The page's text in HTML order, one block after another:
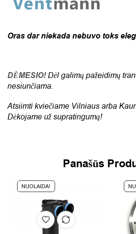
Oras dar niekada nebuvo toks
DĖMESIO!Dėl galimų pažeidimų
nesiunčiama.
Atsiimti kviečiame Vilniaus arba
Dėkojame už supratingumą!
Panašūs
NUOLAIDA!